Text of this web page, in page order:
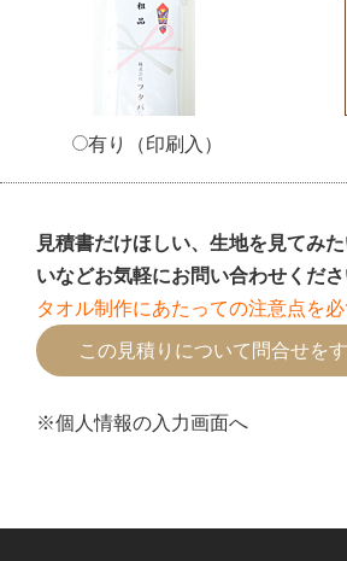
有り（印刷入）
見積書だけほしい、生地を見てみ
いなどお気軽にお問い合わせくださ
タオル制作にあたっての注意点を必
※個人情報の入力画面へ